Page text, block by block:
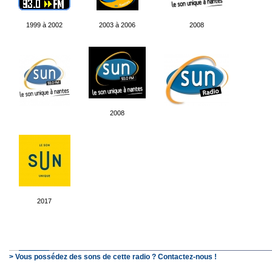
1999 à 2002 2003 à 2006 2008
2008
2017
> Vous possédez des sons de cette radio ? Contactez-nous !